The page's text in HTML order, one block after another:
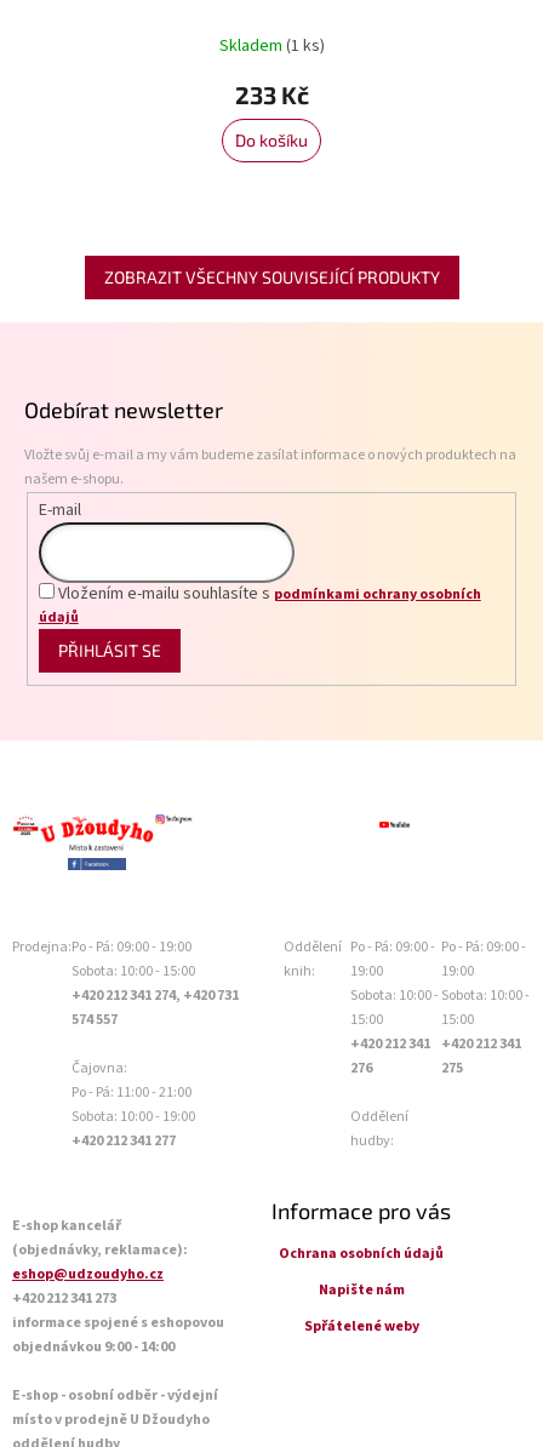
Skladem (1 ks)
233 Kč
Do košíku
ZOBRAZIT VŠECHNY SOUVISEJÍCÍ PRODUKTY
Odebírat newsletter
Vložte svůj e-mail a my vám budeme zasílat informace o nových produktech na
našem e-shopu.
E-mail
Vložením e-mailu souhlasíte s podmínkami ochrany osobních
údajů
PŘIHLÁSIT SE
Prodejna:Po - Pá: 09:00 - 19:00
Sobota: 10:00 - 15:00
+420 212 341 274, +420 731
574 557
Čajovna:
Po - Pá: 11:00 - 21:00
Sobota: 10:00 - 19:00
+420 212 341 277
Oddělení
knih:
Po - Pá: 09:00 -
19:00
Sobota: 10:00 -
15:00
+420 212 341
276
Oddělení
hudby:
Po - Pá: 09:00 -
19:00
Sobota: 10:00 -
15:00
+420 212 341
275
E-shop kancelář
(objednávky, reklamace):
eshop@udzoudyho.cz
+420 212 341 273
informace spojené s eshopovou
objednávkou 9:00 - 14:00
E-shop - osobní odběr - výdejní
místo v prodejně U Džoudyho
Informace pro vás
Ochrana osobních údajů
Napište nám
Spřátelené weby